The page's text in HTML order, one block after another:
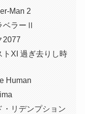
Man 2
ベラーⅡ
2077
XI 過ぎ去りし時
Human
リデンプション